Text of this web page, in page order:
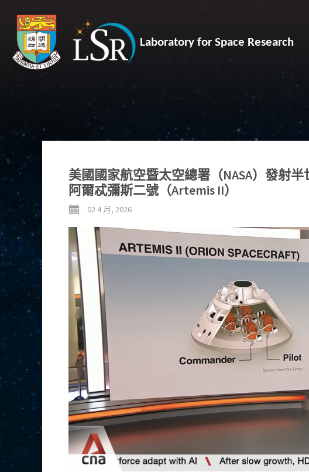
Laboratory for Space Research
美國國家航空暨太空總署（NASA）發射
阿爾忒彌斯二號（Artemis II）
02 4 月, 2026